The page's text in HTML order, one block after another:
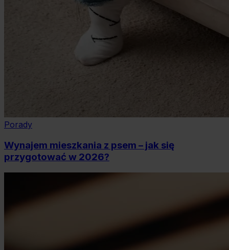
Porady
Wynajem mieszkania z psem – jak się
przygotować w 2026?